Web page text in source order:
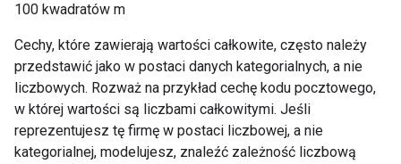
100 kwadratów m
Cechy, które zawierają wartości całkowite, często należy
przedstawić jako w postaci danych kategorialnych, a nie
liczbowych. Rozważ na przykład cechę kodu pocztowego,
w której wartości są liczbami całkowitymi. Jeśli
reprezentujesz tę firmę w postaci liczbowej, a nie
kategorialnej, modelujesz, znaleźć zależność liczbową